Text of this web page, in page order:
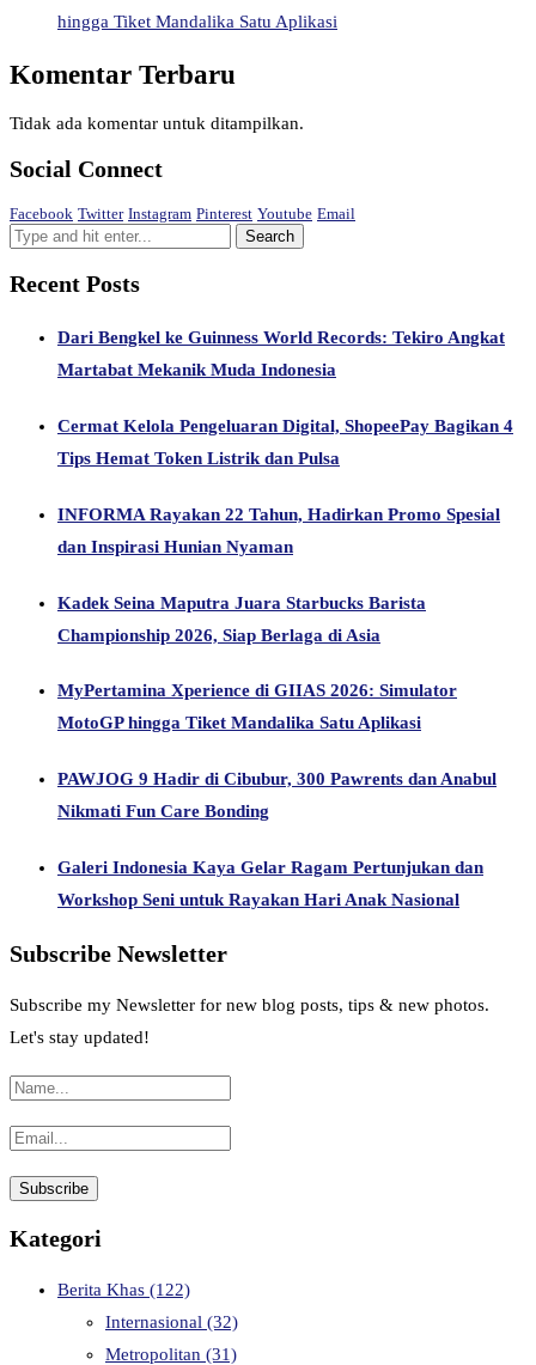
hingga Tiket Mandalika Satu Aplikasi
Komentar Terbaru
Tidak ada komentar untuk ditampilkan.
Social Connect
Facebook Twitter Instagram Pinterest Youtube Email
Recent Posts
Dari Bengkel ke Guinness World Records: Tekiro Angkat
Martabat Mekanik Muda Indonesia
Cermat Kelola Pengeluaran Digital, ShopeePay Bagikan 4
Tips Hemat Token Listrik dan Pulsa
INFORMA Rayakan 22 Tahun, Hadirkan Promo Spesial
dan Inspirasi Hunian Nyaman
Kadek Seina Maputra Juara Starbucks Barista
Championship 2026, Siap Berlaga di Asia
MyPertamina Xperience di GIIAS 2026: Simulator
MotoGP hingga Tiket Mandalika Satu Aplikasi
PAWJOG 9 Hadir di Cibubur, 300 Pawrents dan Anabul
Nikmati Fun Care Bonding
Galeri Indonesia Kaya Gelar Ragam Pertunjukan dan
Workshop Seni untuk Rayakan Hari Anak Nasional
Subscribe Newsletter
Subscribe my Newsletter for new blog posts, tips & new photos.
Let's stay updated!
Kategori
Berita Khas (122)
Internasional (32)
Metropolitan (31)